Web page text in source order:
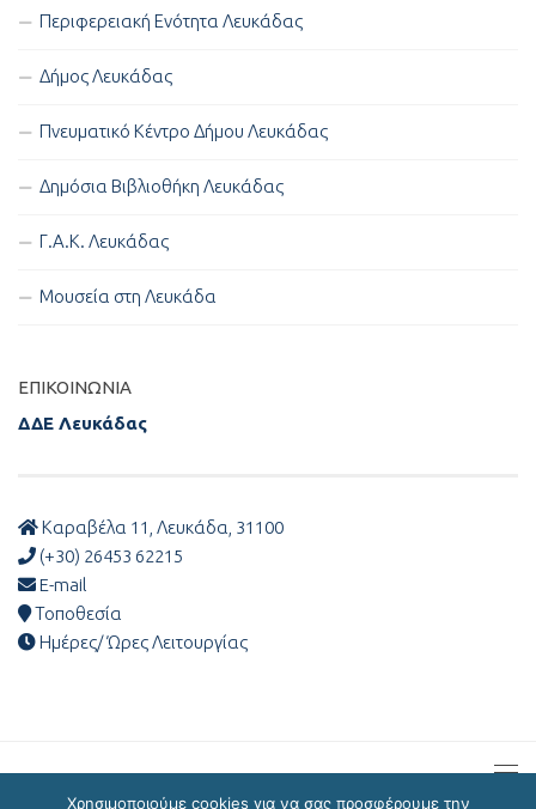
Περιφερειακή Ενότητα Λευκάδας
Δήμος Λευκάδας
Πνευματικό Κέντρο Δήμου Λευκάδας
Δημόσια Βιβλιοθήκη Λευκάδας
Γ.Α.Κ. Λευκάδας
Μουσεία στη Λευκάδα
ΕΠΙΚΟΙΝΩΝΊΑ
ΔΔΕ Λευκάδας
Καραβέλα 11, Λευκάδα, 31100
(+30) 26453 62215
E-mail
Τοποθεσία
Ημέρες/ Ώρες Λειτουργίας
Χρησιμοποιούμε cookies για να σας προσφέρουμε την